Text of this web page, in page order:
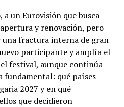
un Eurovisión que busca
y renovación, pero
una fractura interna de gran
participante y amplía el
festival, aunque continúa
fundamental: qué países
2027 y en qué
que decidieron